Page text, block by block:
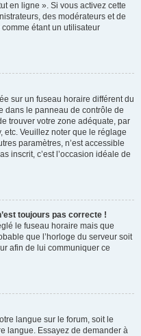
en ligne ». Si vous activez cette
des modérateurs et de
étant un utilisateur
sur un fuseau horaire différent du
dans le panneau de contrôle de
trouver votre zone adéquate, par
etc. Veuillez noter que le réglage
paramètres, n’est accessible
inscrit, c’est l’occasion idéale de
toujours pas correcte !
le fuseau horaire mais que
que l’horloge du serveur soit
afin de lui communiquer ce
langue sur le forum, soit le
langue. Essayez de demander à